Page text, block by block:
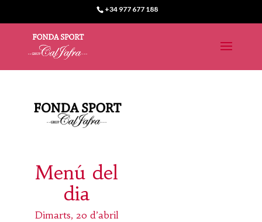
+34 977 677 188
Menú del
dia
Dimarts, 20 d’abril